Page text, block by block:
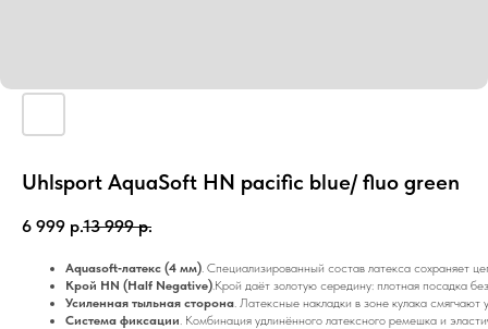
Uhlsport AquaSoft HN pacific blue/ fluo green
6 999 р.13 999 р.
Aquasoft‑латекс (4 мм). Специализированный состав латекса сохраняет
Крой HN (Half Negative).Крой даёт золотую середину: плотная посадка
Усиленная тыльная сторона. Латексные накладки в зоне кулака
Система фиксации. Комбинация удлинённого латексного ремешка и